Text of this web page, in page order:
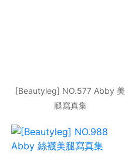
[Beautyleg] NO.577 Abby 美
腿寫真集